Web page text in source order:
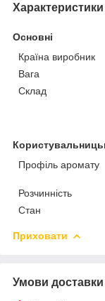
Характеристики
Основні
Країна виробник
Вага
Склад
Профіль аромату
Розчинність
Стан
Приховати
Умови доставки